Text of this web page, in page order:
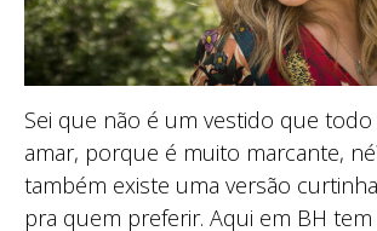
Sei que não é um vestido que
amar, porque é muito marcante,
também existe uma versão
pra quem preferir. Aqui em BH